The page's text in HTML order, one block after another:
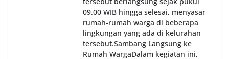
09.00 WIB hingga selesai, menyasar
rumah-rumah warga di beberapa
lingkungan yang ada di kelurahan
tersebut.‎Sambang Langsung ke
Rumah Warga‎Dalam kegiatan ini,